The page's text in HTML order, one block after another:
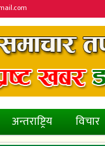
अन्तराष्ट्रिय विचार